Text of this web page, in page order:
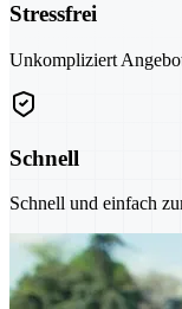
Stressfrei
Unkompliziert
Schnell
Schnell und einfach